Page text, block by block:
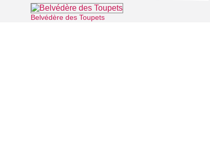
Belvédère des Toupets